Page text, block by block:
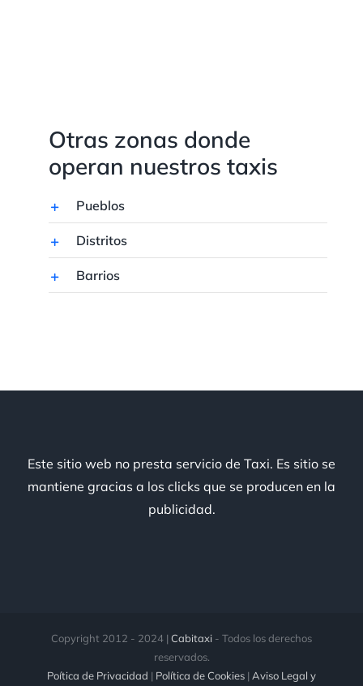
Otras zonas donde
operan nuestros taxis
Pueblos
Distritos
Barrios
Este sitio web no presta servicio de Taxi. Es sitio se
mantiene gracias a los clicks que se producen en la
publicidad.
Copyright 2012 - 2024 | Cabitaxi - Todos los derechos
reservados.
Poítica de Privacidad | Política de Cookies | Aviso Legal y